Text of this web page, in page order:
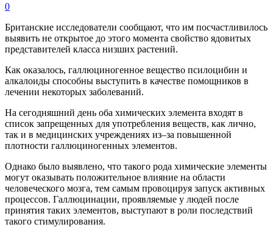
0
Британские исследователи сообщают, что им посчастливилось
выявить не открытое до этого момента свойство ядовитых
представителей класса низших растений.
Как оказалось, галлюциногенное вещество псилоцибин и
алкалоиды способны выступить в качестве помощников в
лечении некоторых заболеваний.
На сегодняшний день оба химических элемента входят в
список запрещенных для употребления веществ, как лично,
так и в медицинских учреждениях из–за повышенной
плотности галлюциногенных элементов.
Однако было выявлено, что такого рода химические элементы
могут оказывать положительное влияние на области
человеческого мозга, тем самым провоцируя запуск активных
процессов. Галлюцинации, проявляемые у людей после
принятия таких элементов, выступают в роли последствий
такого стимулирования.